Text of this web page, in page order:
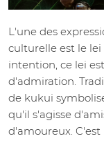
L'une des
culturelle est le lei
intention, ce lei
d'admiration.
de kukui
qu'il s'agisse
d'amoureux.